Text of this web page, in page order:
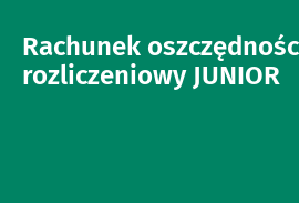
Rachunek
rozliczeniowy JUNIOR